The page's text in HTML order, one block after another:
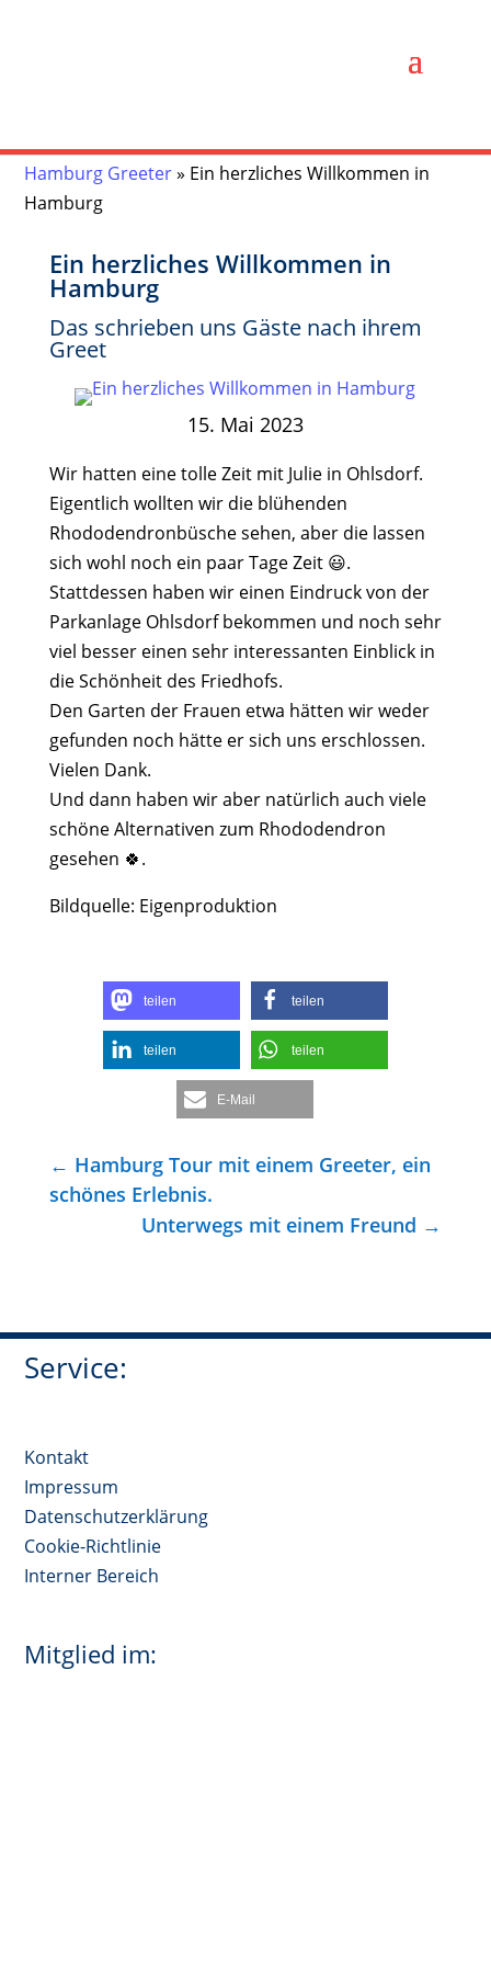
Hamburg Greeter» Ein herzliches Willkommen in
Hamburg
Ein herzliches Willkommen in
Hamburg
Das schrieben uns Gäste nach ihrem
Greet
15. Mai 2023
Wir hatten eine tolle Zeit mit Julie in Ohlsdorf.
Eigentlich wollten wir die blühenden
Rhododendronbüsche sehen, aber die lassen
sich wohl noch ein paar Tage Zeit 😃.
Stattdessen haben wir einen Eindruck von der
Parkanlage Ohlsdorf bekommen und noch sehr
viel besser einen sehr interessanten Einblick in
die Schönheit des Friedhofs.
Den Garten der Frauen etwa hätten wir weder
gefunden noch hätte er sich uns erschlossen.
Vielen Dank.
Und dann haben wir aber natürlich auch viele
schöne Alternativen zum Rhododendron
gesehen 🍀 .
Bildquelle: Eigenproduktion
teilen teilen
teilen teilen
E-Mail
← Hamburg Tour mit einem Greeter, ein
schönes Erlebnis.
Unterwegs mit einem Freund →
Service:
Kontakt
Impressum
Datenschutzerklärung
Cookie-Richtlinie
Interner Bereich
Mitglied im: